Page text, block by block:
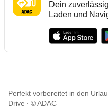
Dein
Laden und
Perfekt vorbereitet in den
Drive
© ADAC